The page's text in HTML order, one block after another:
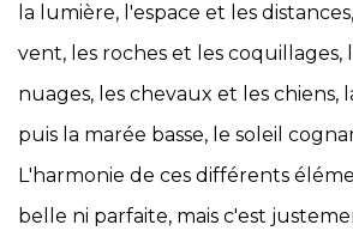
la lumière, l'espace et les
vent, les roches et les coquillages,
nuages, les chevaux et les chiens,
puis la marée basse, le soleil
L'harmonie de ces différents
belle ni parfaite, mais c'est